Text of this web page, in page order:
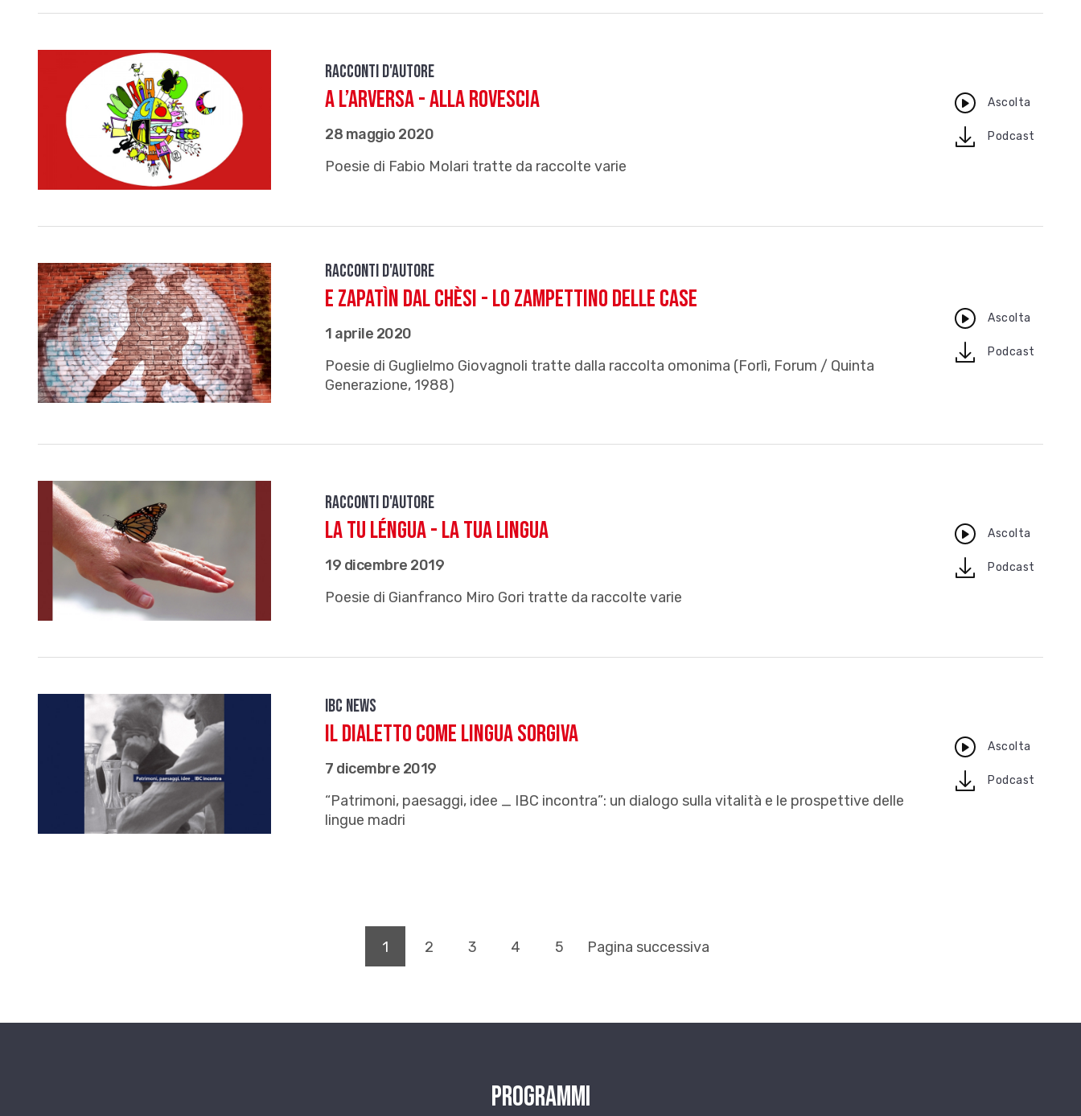
Racconti d'autore
A l’arversa - Alla rovescia
28 maggio 2020
Poesie di Fabio Molari tratte da raccolte varie
Ascolta
downloadPodcast
Racconti d'autore
E zapatìn dal chèsi - Lo zampettino delle case
1 aprile 2020
Poesie di Guglielmo Giovagnoli tratte dalla raccolta omonima (Forlì, Forum / Quinta
Generazione, 1988)
Ascolta
downloadPodcast
Racconti d'autore
La tu léngua - La tua lingua
19 dicembre 2019
Poesie di Gianfranco Miro Gori tratte da raccolte varie
Ascolta
downloadPodcast
IBC news
Il dialetto come lingua sorgiva
7 dicembre 2019
“Patrimoni, paesaggi, idee _ IBC incontra”: un dialogo sulla vitalità e le prospettive delle
lingue madri
Ascolta
downloadPodcast
1 (pagina corrente)
2 3 4 5 Pagina successiva
Programmi